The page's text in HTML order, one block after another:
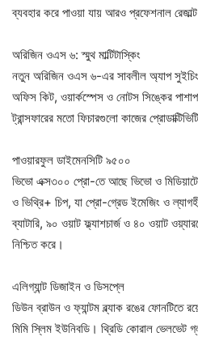
ব্যবহার করে পাওয়া যায় আরও প্রফেশনাল
অরিজিন ওএস ৬: স্মুথ মাল্টিটাস্কিং
নতুন অরিজিন ওএস ৬-এর সাবলীল অ্যাপ
অফিস কিট, ওয়ার্কস্পেস ও নোটস সিঙ্কের
ট্রান্সফারের মতো ফিচারগুলো কাজের
পাওয়ারফুল ডাইমেনসিটি ৯৫০০
ভিভো এক্স৩০০ প্রো-তে আছে ভিভো ও
ও ভিথ্রি+ চিপ, যা প্রো-গ্রেড ইমেজিং ও
ব্যাটারি, ৯০ ওয়াট ফ্ল্যাশচার্জ ও ৪০ ওয়াট
নিশ্চিত করে।
এলিগ্যান্ট ডিজাইন ও ডিসপ্লে
ডিউন ব্রাউন ও ফ্যান্টম ব্ল্যাক রঙের ফোনটিতে
মিমি স্লিম ইউনিবডি। থ্রিডি কোরাল